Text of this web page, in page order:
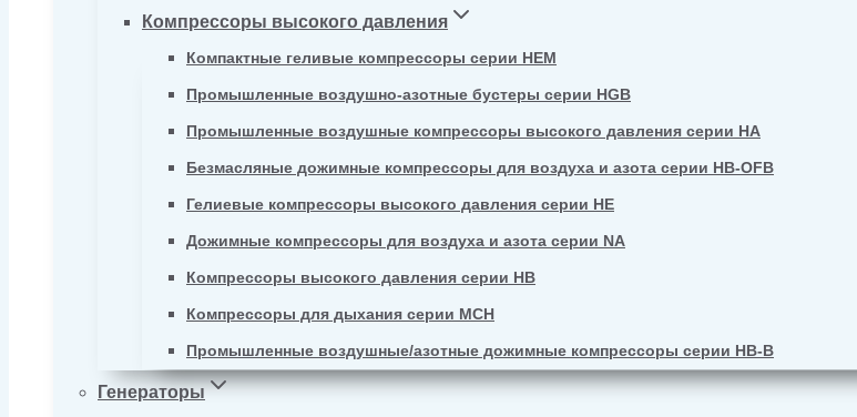
Компрессоры высокого давления
Компактные геливые компрессоры серии HEM
Промышленные воздушно-азотные бустеры серии HGB
Промышленные воздушные компрессоры высокого давления серии HA
Безмасляные дожимные компрессоры для воздуха и азота серии HB-OFB
Гелиевые компрессоры высокого давления серии HE
Дожимные компрессоры для воздуха и азота серии NA
Компрессоры высокого давления серии HB
Компрессоры для дыхания серии MCH
Промышленные воздушные/азотные дожимные компрессоры серии HB-B
Генераторы